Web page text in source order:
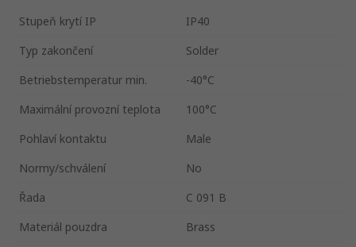
Stupeň krytí IP
IP40
Typ zakončení
Solder
Betriebstemperatur min.
-40°C
Maximální provozní teplota
100°C
Pohlaví kontaktu
Male
Normy/schválení
No
Řada
C 091 B
Materiál pouzdra
Brass